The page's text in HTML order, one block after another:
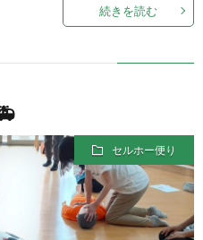
続きを読む
セルホー便り